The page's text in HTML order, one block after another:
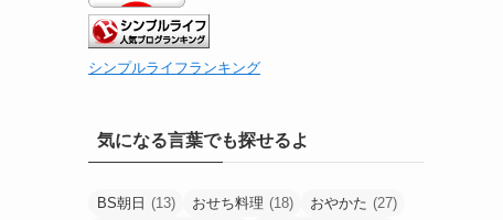
シンプルライフランキング
気になる言葉でも探せるよ
BS朝日 (13) おせち料理 (18) おやかた (27)